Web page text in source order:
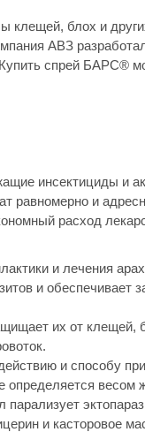
клещей, блох и
АВЗ
спрей БАРС®
инсектициды и
равномерно и
расход
и лечения
и обеспечивает
их от клещей,
и способу
определяется весом
и касторовое